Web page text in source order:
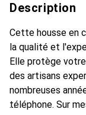
Description
Cette housse en
la qualité et
Elle protège
des artisans
nombreuses
téléphone. Sur